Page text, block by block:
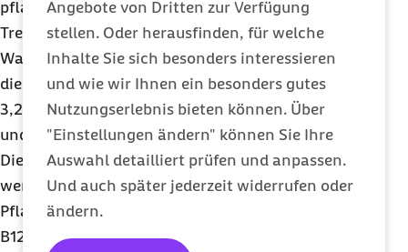
Angebote von Dritten zur Verfügung
stellen. Oder herausfinden, für welche
Inhalte Sie sich besonders interessieren
und wie wir Ihnen ein besonders gutes
Nutzungserlebnis bieten können. Über
"Einstellungen ändern" können Sie Ihre
Auswahl detailliert prüfen und anpassen.
Und auch später jederzeit widerrufen oder
ändern.
pflanzlichen Milchalternative in Sachen
Treibhausgas-Emissionen, Flächennutzung und
Wasserverbrauch deutlich schlechter ab. So liegen
die CO2-Äqivalente bei einem Liter Kuhmilch bei
3,2 Kilogramm, bei Hafermilch betragen sie 0,9
und bei Mandelmilch 0,7 Kilogramm pro Liter.
Die pflanzlichen Alternativen enthalten jedoch
weniger Eiweiß. Achten Sie beim Kauf von
Pflanzenmilchen darauf, dass Calcium, Vitamin
B12 und Vitamin B2 zugesetzt sind, damit